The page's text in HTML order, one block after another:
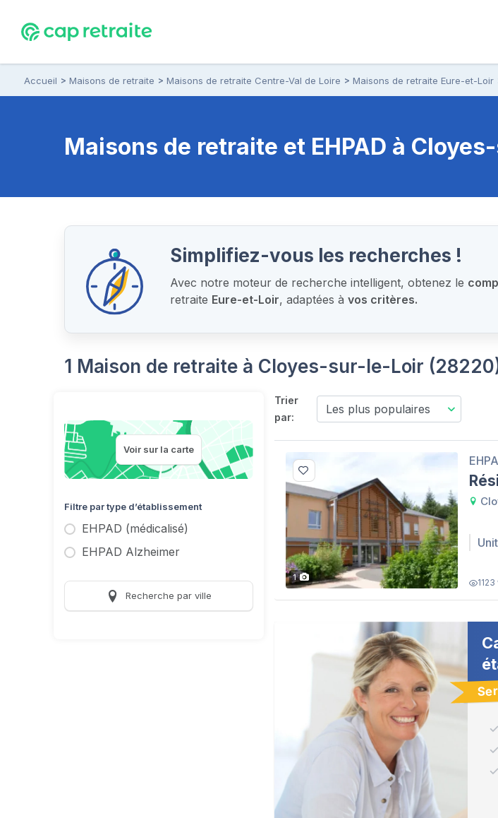
Accueil Maisons de retraite Maisons de retraite Centre-Val de Loire Maisons de retraite Eure-et-Loir
Maisons de retraite et EHPAD à
Simplifiez-vous les recherches !
Avec notre moteur de recherche intelligent, obtenez le
retraite Eure-et-Loir, adaptées à vos critères.
1 Maison de retraite à Cloyes-sur-le-Loir
Voir sur la carte
Filtre par type d’établissement
EHPAD (médicalisé)
EHPAD Alzheimer
Recherche par ville
Trier
par:
1